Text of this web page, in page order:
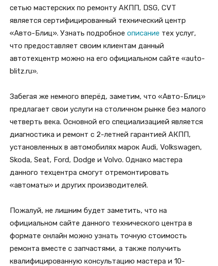
сетью мастерских по ремонту АКПП, DSG, CVT
является сертифицированный технический центр
«Авто-Блиц». Узнать подробное описание тех услуг,
что предоставляет своим клиентам данный
автотехцентр можно на его официальном сайте «auto-
blitz.ru».
Забегая же немного вперёд, заметим, что «Авто-Блиц»
предлагает свои услуги на столичном рынке без малого
четверть века. Основной его специализацией является
диагностика и ремонт с 2-летней гарантией АКПП,
установленных в автомобилях марок Audi, Volkswagen,
Skoda, Seat, Ford, Dodge и Volvo. Однако мастера
данного техцентра смогут отремонтировать
«автоматы» и других производителей.
Пожалуй, не лишним будет заметить, что на
официальном сайте данного технического центра в
формате онлайн можно узнать точную стоимость
ремонта вместе с запчастями, а также получить
квалифицированную консультацию мастера и 10-